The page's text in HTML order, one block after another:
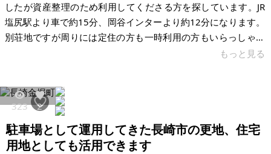
したが資産整理のため利用してくださる方を探しています。JR
塩尻駅より車で約15分、岡谷インターより約12分になります。
別荘地ですが周りには定住の方も一時利用の方もいらっしゃい
ます。雨漏り箇所が一か所ありますが洗面器などを置いていま
扇は使用せず、入浴は近くの温泉を利用してきましたので給湯
器も使用していません。現在集中浄化ですが廃止されるため
2028年11月までには浄化槽設置の必要があります。夏は涼しい
です。築年数は経っています。
もっと見る
323 2
駐車場として運用してきた長崎市の更地、住宅
用地としても活用できます